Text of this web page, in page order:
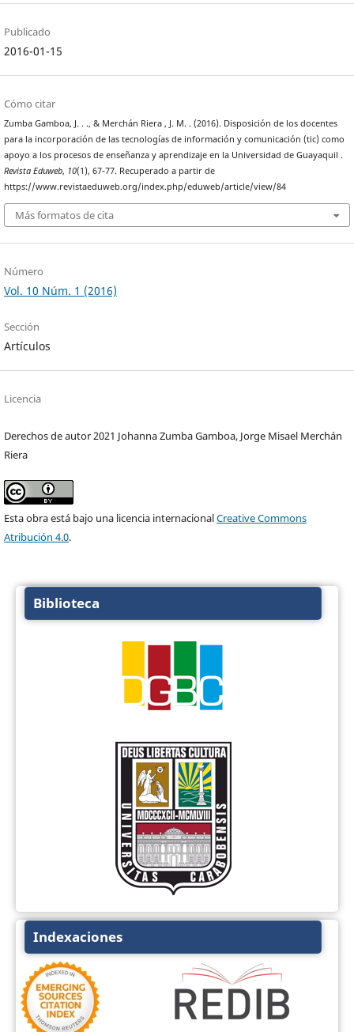
Publicado
2016-01-15
Cómo citar
Zumba Gamboa, J. . ., & Merchán Riera , J. M. . (2016). Disposición de los docentes
para la incorporación de las tecnologías de información y comunicación (tic) como
apoyo a los procesos de enseñanza y aprendizaje en la Universidad de Guayaquil .
Revista Eduweb, 10(1), 67‐77. Recuperado a partir de
https://www.revistaeduweb.org/index.php/eduweb/article/view/84
Más formatos de cita
Número
Vol. 10 Núm. 1 (2016)
Sección
Artículos
Licencia
Derechos de autor 2021 Johanna Zumba Gamboa, Jorge Misael Merchán
Riera
Esta obra está bajo una licencia internacionalCreative Commons
Atribución 4.0.
Biblioteca
Indexaciones